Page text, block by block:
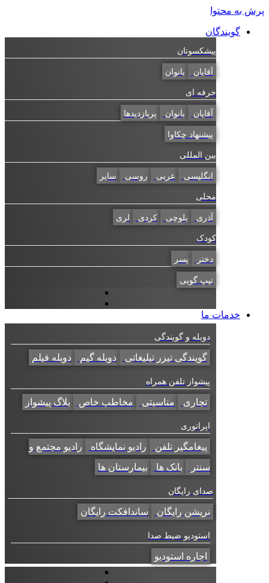
به محتوا
گویندگان
پیشکسوتان
بانوان
حرفه ای
بانوان پربازدیدها
پیشنهاد چکاوا
بین المللی
انگلیسی عربی روسی سایر
محلی
بلوچی کردی لری
کودک
پسر
تیپ گویی
خدمات ما
دوبله و گویندگی
گویندگی تیزر تبلیغاتی دوبله گیم دوبله فیلم
پیشواز تلفن همراه
تجاری مناسبتی مخاطب خاص بلاگ پیشواز
اپراتوری
پیغامگیر تلفن رادیو نمایشگاه رادیو مجتمع و
سنتر بانک ها بیمارستان ها
صدای رایگان
نریشن رایگان ساندافکت رایگان
استودیو ضبط صدا
اجاره استودیو